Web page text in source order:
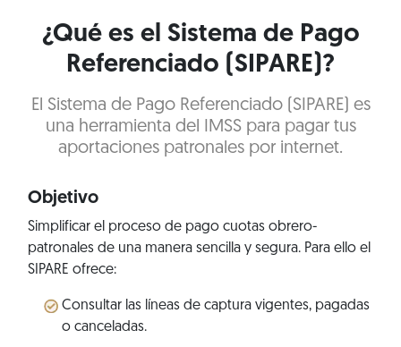
¿Qué es el Sistema de Pago
Referenciado (SIPARE)?
El Sistema de Pago Referenciado (SIPARE) es
una herramienta del IMSS para pagar tus
aportaciones patronales por internet.
Objetivo
Simplificar el proceso de pago cuotas obrero-
patronales de una manera sencilla y segura. Para ello el
SIPARE ofrece:
Consultar las líneas de captura vigentes, pagadas
o canceladas.